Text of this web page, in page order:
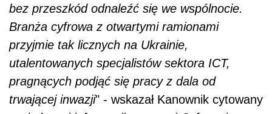
bez przeszkód odnaleźć się we wspólnocie.
Branża cyfrowa z otwartymi ramionami
przyjmie tak licznych na Ukrainie,
utalentowanych specjalistów sektora ICT,
pragnących podjąć się pracy z dala od
trwającej inwazji" - wskazał Kanownik cytowany